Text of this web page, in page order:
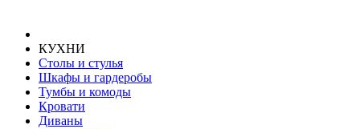
КУХНИ
Столы и стулья
Шкафы и гардеробы
Тумбы и комоды
Кровати
Диваны